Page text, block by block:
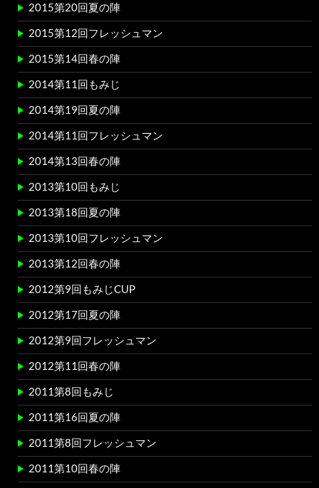
2015第20回夏の陣
2015第12回フレッシュマン
2015第14回春の陣
2014第11回もみじ
2014第19回夏の陣
2014第11回フレッシュマン
2014第13回春の陣
2013第10回もみじ
2013第18回夏の陣
2013第10回フレッシュマン
2013第12回春の陣
2012第9回もみじCUP
2012第17回夏の陣
2012第9回フレッシュマン
2012第11回春の陣
2011第8回もみじ
2011第16回夏の陣
2011第8回フレッシュマン
2011第10回春の陣